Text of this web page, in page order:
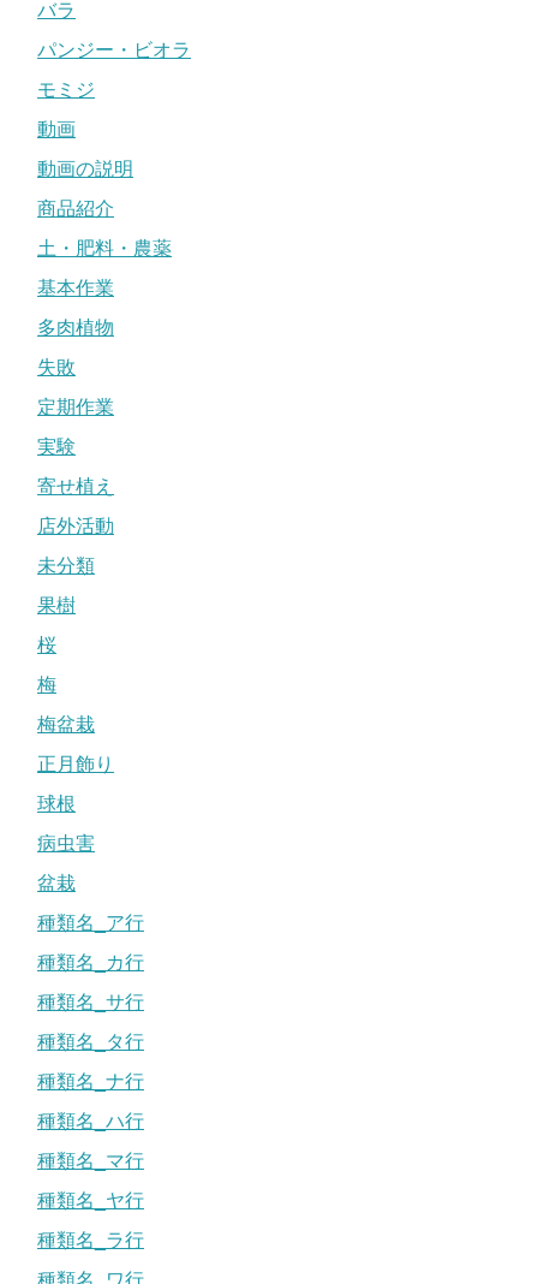
バラ
パンジー・ビオラ
モミジ
動画
動画の説明
商品紹介
土・肥料・農薬
基本作業
多肉植物
失敗
定期作業
実験
寄せ植え
店外活動
未分類
果樹
桜
梅
梅盆栽
正月飾り
球根
病虫害
盆栽
種類名_ア行
種類名_カ行
種類名_サ行
種類名_タ行
種類名_ナ行
種類名_ハ行
種類名_マ行
種類名_ヤ行
種類名_ラ行
種類名_ワ行